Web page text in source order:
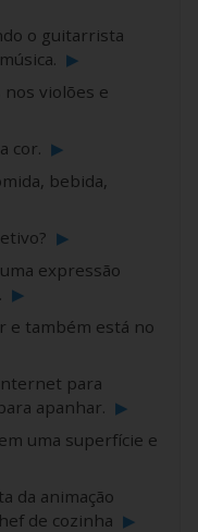
o guitarrista
▶
nos violões e
cor. ▶
bebida,
▶
expressão
▶
e também está no
para
apanhar. ▶
uma superfície e
da animação
de cozinha ▶